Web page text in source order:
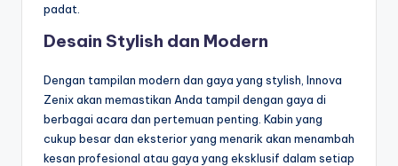
padat.
Desain Stylish dan Modern
Dengan tampilan modern dan gaya yang stylish, Innova
Zenix akan memastikan Anda tampil dengan gaya di
berbagai acara dan pertemuan penting. Kabin yang
cukup besar dan eksterior yang menarik akan menambah
kesan profesional atau gaya yang eksklusif dalam setiap